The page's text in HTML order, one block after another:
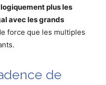
plus les
avec les grands
force que les multiples
de